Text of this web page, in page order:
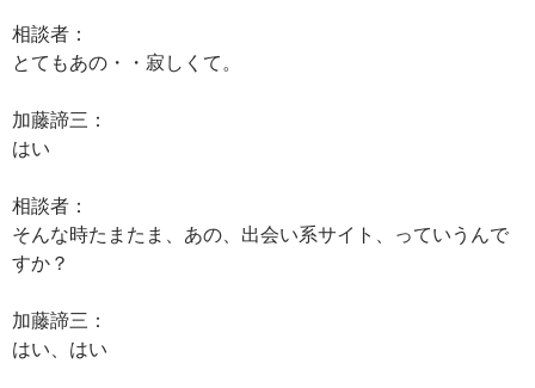
相談者：
とてもあの・・寂しくて。
加藤諦三：
はい
相談者：
そんな時たまたま、あの、出会い系サイト、っていうんで
すか？
加藤諦三：
はい、はい